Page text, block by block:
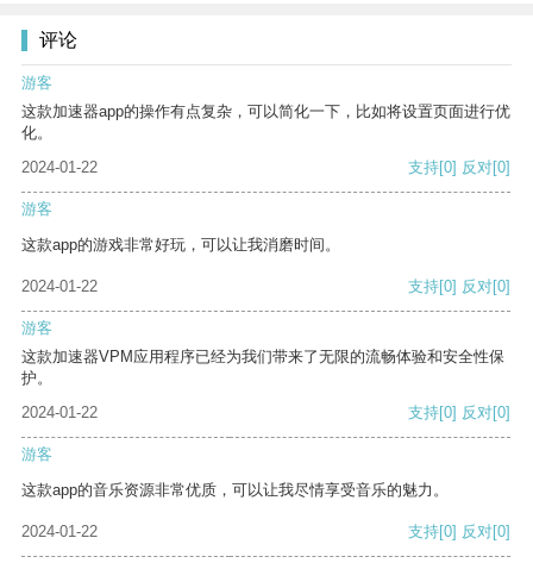
评论
游客
这款加速器app的操作有点复杂，可以简化一下，比如将设置页面进行优
化。
2024-01-22
支持[0] 反对[0]
游客
这款app的游戏非常好玩，可以让我消磨时间。
2024-01-22 支持[0] 反对[0]
游客
这款加速器VPM应用程序已经为我们带来了无限的流畅体验和安全性保
护。
2024-01-22
支持[0] 反对[0]
游客
这款app的音乐资源非常优质，可以让我尽情享受音乐的魅力。
2024-01-22 支持[0] 反对[0]